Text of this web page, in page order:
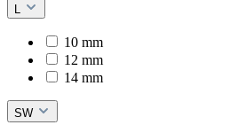
L
10 mm
12 mm
14 mm
SW